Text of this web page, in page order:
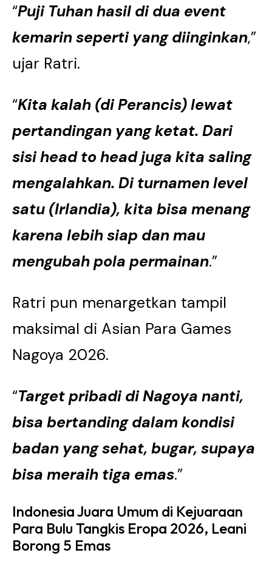
“Puji Tuhan hasil di dua event
kemarin seperti yang diinginkan,”
ujar Ratri.
“Kita kalah (di Perancis) lewat
pertandingan yang ketat. Dari
sisi head to head juga kita saling
mengalahkan. Di turnamen level
satu (Irlandia), kita bisa menang
karena lebih siap dan mau
mengubah pola permainan.”
Ratri pun menargetkan tampil
maksimal di Asian Para Games
Nagoya 2026.
“Target pribadi di Nagoya nanti,
bisa bertanding dalam kondisi
badan yang sehat, bugar, supaya
bisa meraih tiga emas.”
Indonesia Juara Umum di Kejuaraan
Para Bulu Tangkis Eropa 2026, Leani
Borong 5 Emas